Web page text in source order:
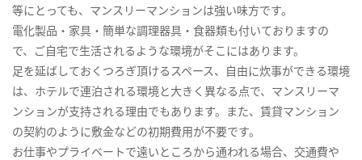
等にとっても、マンスリーマンションは強い味方です。
電化製品・家具・簡単な調理器具・食器類も付いておりますの
で、ご自宅で生活されるような環境がそこにはあります。
足を延ばしておくつろぎ頂けるスペース、自由に炊事ができる環境
は、ホテルで連泊される環境と大きく異なる点で、マンスリーマ
ンションが支持される理由でもあります。また、賃貸マンション
の契約のように敷金などの初期費用が不要です。
お仕事やプライベートで遠いところから通われる場合、交通費や